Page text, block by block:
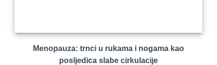
Menopauza: trnci u rukama i nogama kao
posljedica slabe cirkulacije